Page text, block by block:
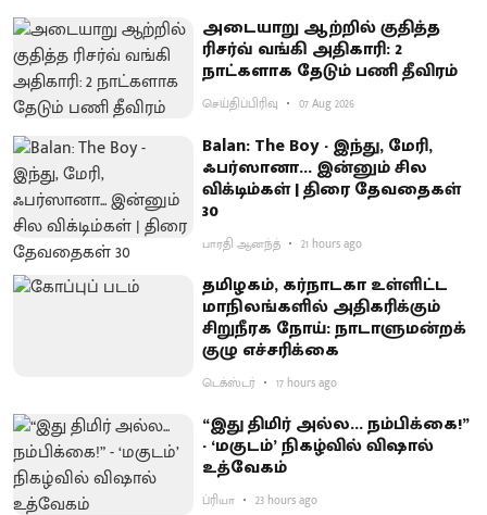
அடையாறு ஆற்றில் குதித்த
ரிசர்வ் வங்கி அதிகாரி: 2
நாட்களாக தேடும் பணி தீவிரம்
செய்திப்பிரிவு 07 Aug 2026
Balan: The Boy - இந்து, மேரி,
ஃபர்ஸானா... இன்னும் சில
விக்டிம்கள் | திரை தேவதைகள்
30
பாரதி ஆனந்த் 21 hours ago
தமிழகம், கர்நாடகா உள்ளிட்ட
மாநிலங்களில் அதிகரிக்கும்
சிறுநீரக நோய்: நாடாளுமன்றக்
குழு எச்சரிக்கை
டெக்ஸ்டர் 17 hours ago
“இது திமிர் அல்ல... நம்பிக்கை!”
- ‘மகுடம்’ நிகழ்வில் விஷால்
உத்வேகம்
ப்ரியா 23 hours ago